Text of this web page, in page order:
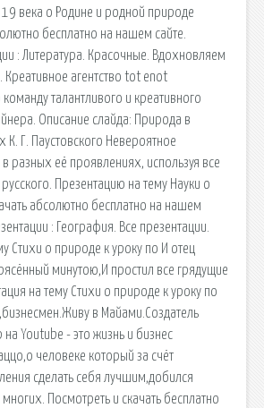
19 века о Родине и родной природе
бесплатно на нашем сайте.
: Литература. Красочные. Вдохновляем
агентство tot enot
талантливого и креативного
Описание слайда: Природа в
К. Г. Паустовского Невероятное
разных её проявлениях, используя все
Презентацию на тему Науки о
абсолютно бесплатно на нашем
: География. Все презентации.
Стихи о природе к уроку по И отец
минутою,И простил все грядущие
на тему Стихи о природе к уроку по
в Майами.Создатель
на Youtube - это жизнь и бизнес
человеке который за счёт
сделать себя лучшим,добился
Посмотреть и скачать бесплатно